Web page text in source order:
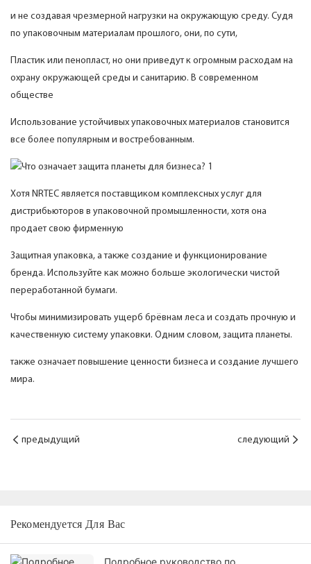
и не создавая чрезмерной нагрузки на окружающую среду. Судя
по упаковочным материалам прошлого, они, по сути,
Пластик или пенопласт, но они приведут к огромным расходам на
охрану окружающей среды и санитарию. В современном
обществе
Использование устойчивых упаковочных материалов становится
все более популярным и востребованным.
Хотя NRTEC является поставщиком комплексных услуг для
дистрибьюторов в упаковочной промышленности, хотя она
продает свою фирменную
Защитная упаковка, а также создание и функционирование
бренда. Используйте как можно больше экологически чистой
переработанной бумаги.
Чтобы минимизировать ущерб брёвнам леса и создать прочную и
качественную систему упаковки. Одним словом, защита планеты.
также означает повышение ценности бизнеса и создание лучшего
мира.
предыдущий следующий
Рекомендуется Для Вас
Подробное руководство по